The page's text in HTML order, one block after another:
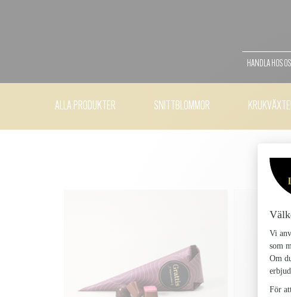
HANDLA HOS
ALLA PRODUKTER SNITTBLOMMOR